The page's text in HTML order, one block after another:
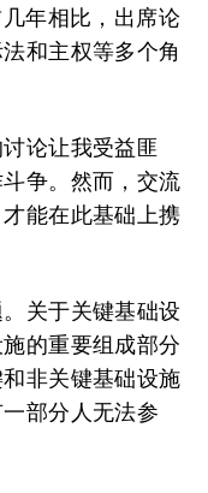
年相比，出席论
和主权等多个角
论让我受益匪
争。然而，交流
能在此基础上携
关于关键基础设
的重要组成部分
非关键基础设施
部分人无法参